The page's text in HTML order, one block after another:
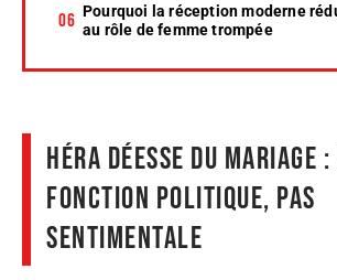
Pourquoi la réception moderne
au rôle de femme trompée
Héra déesse du mariage :
fonction politique, pas
sentimentale